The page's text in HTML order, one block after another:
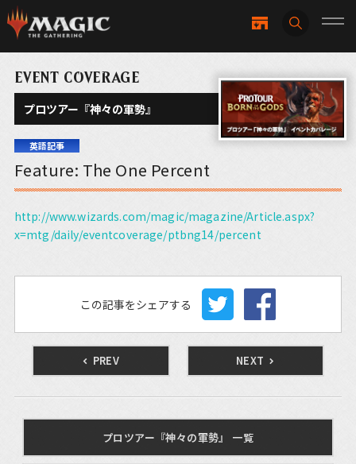
EVENT COVERAGE
プロツアー『神々の軍勢』
英語記事
Feature: The One Percent
http://www.wizards.com/magic/magazine/Article.aspx?
x=mtg/daily/eventcoverage/ptbng14/percent
この記事をシェアする
PREV NEXT
プロツアー『神々の軍勢』 一覧